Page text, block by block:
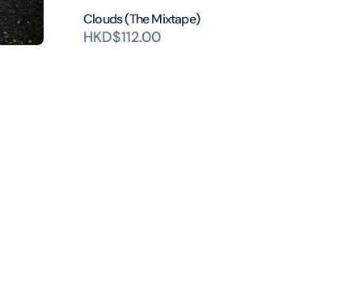
Clouds (The Mixtape)
HKD$112.00